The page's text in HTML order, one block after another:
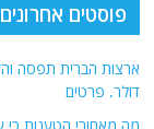
פוסטים אחרונים
דולר. פרטים